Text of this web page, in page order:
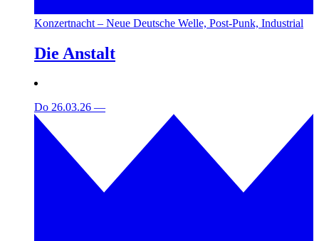
Konzertnacht – Neue Deutsche Welle, Post-Punk, Industrial
Die Anstalt
Do 26.03.26 —